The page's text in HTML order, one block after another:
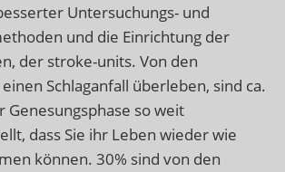
Untersuchungs- und
und die Einrichtung der
der stroke-units. Von den
Schlaganfall überleben, sind ca.
Genesungsphase so weit
dass Sie ihr Leben wieder wie
können. 30% sind von den